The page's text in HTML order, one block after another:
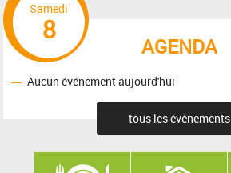
AGENDA
Samedi
8
Aucun événement aujourd'hui
tous les évènements